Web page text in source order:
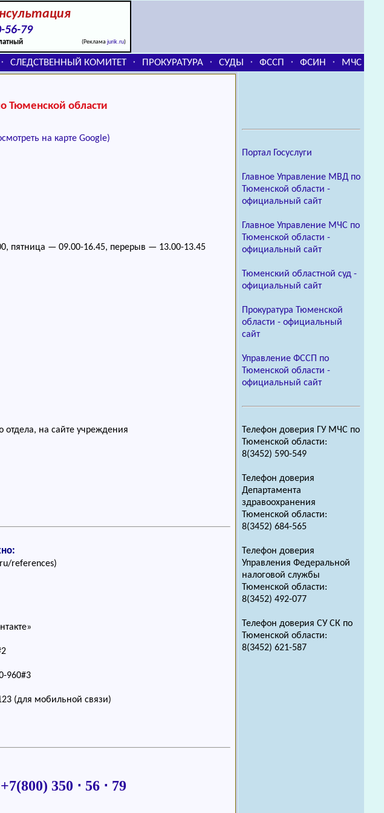
56-79
(Рекламаjurik.ru)
⬞ СЛЕДСТВЕННЫЙ КОМИТЕТ ⬞ ПРОКУРАТУРА ⬞ СУДЫ ⬞ ФССП ⬞ ФСИН ⬞ МЧС
Тюменской области
на карте Google)
пятница — 09.00-16.45, перерыв — 13.00-13.45
на сайте учреждения
references)
960#3
(для мобильной связи)
+7(800) 350 ⋅ 56 ⋅ 79
Портал Госуслуги
Главное Управление МВД по
Тюменской области -
официальный сайт
Главное Управление МЧС по
Тюменской области -
официальный сайт
Тюменский областной суд -
официальный сайт
Прокуратура Тюменской
области - официальный
сайт
Управление ФССП по
Тюменской области -
официальный сайт
Телефон доверия ГУ МЧС по
Тюменской области:
8(3452) 590-549
Телефон доверия
Департамента
здравоохранения
Тюменской области:
8(3452) 684-565
Телефон доверия
Управления Федеральной
налоговой службы
Тюменской области:
8(3452) 492-077
Телефон доверия СУ СК по
Тюменской области:
8(3452) 621-587